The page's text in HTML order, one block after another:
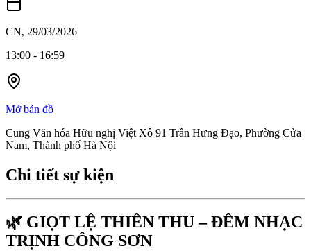
CN, 29/03/2026
13:00 - 16:59
Mở bản đồ
Cung Văn hóa Hữu nghị Việt Xô 91 Trần Hưng Đạo, Phường Cửa
Nam, Thành phố Hà Nội
Chi tiết sự kiện
🌿 GIỌT LỆ THIÊN THU – ĐÊM NHẠC
TRỊNH CÔNG SƠN